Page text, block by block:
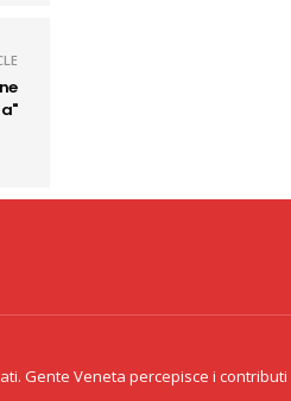
eventualmente collegati. Gente Veneta
Gente Veneta percepisce i contributi